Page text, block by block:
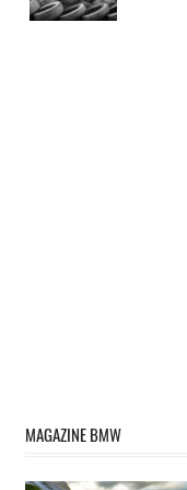
MAGAZINE BMW